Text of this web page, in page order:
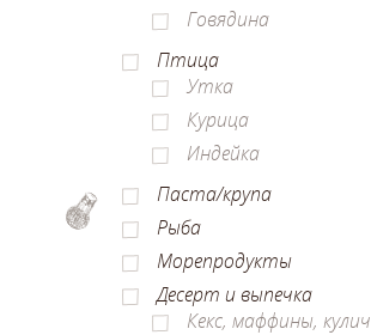
Говядина
Птица
Утка
Курица
Индейка
Паста/крупа
Рыба
Морепродукты
Десерт и выпечка
Кекс, маффины, кулич